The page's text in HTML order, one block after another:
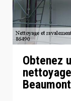
Obtenez
Beaumont